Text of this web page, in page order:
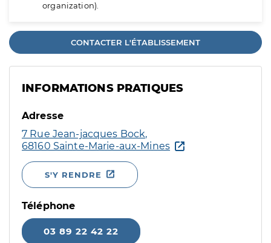
organization).
CONTACTER L'ÉTABLISSEMENT
INFORMATIONS PRATIQUES
Adresse
7 Rue Jean-jacques Bock,
68160 Sainte-Marie-aux-Mines
S'Y RENDRE
Téléphone
03 89 22 42 22